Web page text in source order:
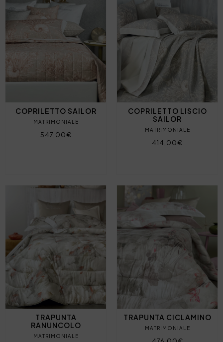
COPRILETTO SAILOR
MATRIMONIALE
547,00€
COPRILETTO LISCIO
SAILOR
MATRIMONIALE
414,00€
TRAPUNTA
RANUNCOLO
MATRIMONIALE
TRAPUNTA CICLAMINO
MATRIMONIALE